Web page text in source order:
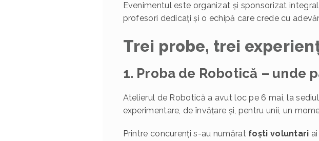
Evenimentul este organizat și sponsorizat
profesori dedicați și o echipă care crede cu
Trei probe, trei
1. Proba de Robotică – unde
Atelierul de Robotică a avut loc pe 6 mai, la
experimentare, de învățare și, pentru unii, un
Printre concurenți s-au numărat foști voluntari